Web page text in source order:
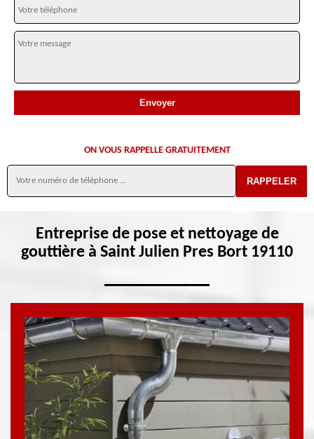
ON VOUS RAPPELLE GRATUITEMENT
Entreprise de pose et nettoyage de
gouttière à Saint Julien Pres Bort 19110